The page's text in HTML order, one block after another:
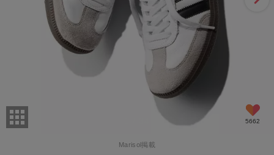
5662
Marisol掲載
2人のお客様がこのレビューが参考になったと回答しています
2026/02/02 15:18:28
｜カラー:フットウェアホワイト／ナイトインディゴ／ク
シンプルなのに紺色のラインがおしゃれです。 どんな服装にも合う
ところがお気に入りで長く使えそうなところが…
2人のお客様がこのレビューが参考になったと回答しています